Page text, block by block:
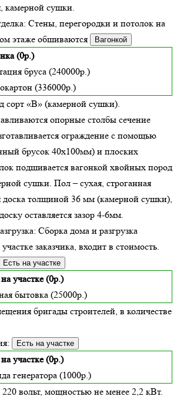
камерной сушки.
Стены, перегородки и потолок на
этаже обшиваются
Вагонкой
(0р.)
бруса (240000р.)
(336000р.)
сорт «В» (камерной сушки).
опорные столбы сечение
ограждение с помощью
брусок 40х100мм) и плоских
подшивается вагонкой хвойных пород
сушки. Пол – сухая, строганная
доска толщиной 36 мм (камерной сушки),
оставляется зазор 4-6мм.
Сборка дома и разгрузка
заказчика, входит в стоимость.
Есть на участке
участке (0р.)
бытовка (25000р.)
бригады строителей, в количестве
Есть на участке
участке (0р.)
генератора (1000р.)
220 вольт, мощностью не менее 2,2 кВт.